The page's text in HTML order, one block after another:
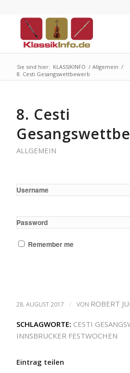
Sie sind hier: KLASSIKINFO / Allgemein /
8. Cesti Gesangswettbewerb
8. Cesti
ALLGEMEIN
Username
Password
Remember me
28. AUGUST 2017 / VON ROBERT
SCHLAGWORTE: CESTI
INNSBRUCKER FESTWOCHEN
Eintrag teilen